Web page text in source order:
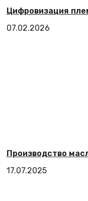
Цифровизация
07.02.2026
Производство
17.07.2025